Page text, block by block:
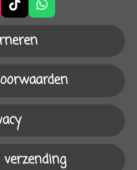
T
i
k
T
o
W
h
s
p
p